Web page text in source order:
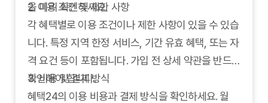
을 미리 확인하세요.
2. 이용 조건 및 제한 사항
각 혜택별로 이용 조건이나 제한 사항이 있을 수 있습
니다. 특정 지역 한정 서비스, 기간 유효 혜택, 또는 자
격 요건 등이 포함됩니다. 가입 전 상세 약관을 반드시
확인해야 합니다.
3. 비용 및 결제 방식
혜택24의 이용 비용과 결제 방식을 확인하세요. 월